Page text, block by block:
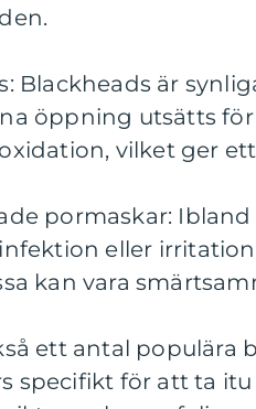
Blackheads är
öppning utsätts
vilket ger
pormaskar:
eller
kan vara
ett antal populära
specifikt för att ta